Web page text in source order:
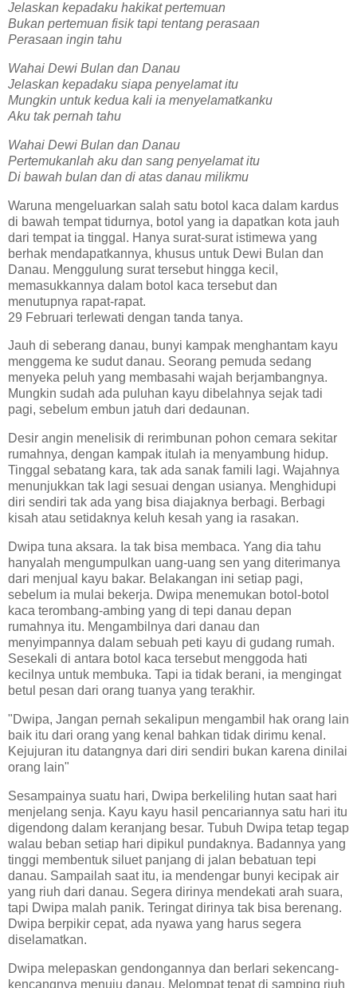
Jelaskan kepadaku hakikat pertemuan
Bukan pertemuan fisik tapi tentang perasaan
Perasaan ingin tahu
Wahai Dewi Bulan dan Danau
Jelaskan kepadaku siapa penyelamat itu
Mungkin untuk kedua kali ia menyelamatkanku
Aku tak pernah tahu
Wahai Dewi Bulan dan Danau
Pertemukanlah aku dan sang penyelamat itu
Di bawah bulan dan di atas danau milikmu
Waruna mengeluarkan salah satu botol kaca dalam kardus
di bawah tempat tidurnya, botol yang ia dapatkan kota jauh
dari tempat ia tinggal. Hanya surat-surat istimewa yang
berhak mendapatkannya, khusus untuk Dewi Bulan dan
Danau. Menggulung surat tersebut hingga kecil,
memasukkannya dalam botol kaca tersebut dan
menutupnya rapat-rapat.
29 Februari terlewati dengan tanda tanya.
Jauh di seberang danau, bunyi kampak menghantam kayu
menggema ke sudut danau. Seorang pemuda sedang
menyeka peluh yang membasahi wajah berjambangnya.
Mungkin sudah ada puluhan kayu dibelahnya sejak tadi
pagi, sebelum embun jatuh dari dedaunan.
Desir angin menelisik di rerimbunan pohon cemara sekitar
rumahnya, dengan kampak itulah ia menyambung hidup.
Tinggal sebatang kara, tak ada sanak famili lagi. Wajahnya
menunjukkan tak lagi sesuai dengan usianya. Menghidupi
diri sendiri tak ada yang bisa diajaknya berbagi. Berbagi
kisah atau setidaknya keluh kesah yang ia rasakan.
Dwipa tuna aksara. Ia tak bisa membaca. Yang dia tahu
hanyalah mengumpulkan uang-uang sen yang diterimanya
dari menjual kayu bakar. Belakangan ini setiap pagi,
sebelum ia mulai bekerja. Dwipa menemukan botol-botol
kaca terombang-ambing yang di tepi danau depan
rumahnya itu. Mengambilnya dari danau dan
menyimpannya dalam sebuah peti kayu di gudang rumah.
Sesekali di antara botol kaca tersebut menggoda hati
kecilnya untuk membuka. Tapi ia tidak berani, ia mengingat
betul pesan dari orang tuanya yang terakhir.
"Dwipa, Jangan pernah sekalipun mengambil hak orang lain
baik itu dari orang yang kenal bahkan tidak dirimu kenal.
Kejujuran itu datangnya dari diri sendiri bukan karena dinilai
orang lain"
Sesampainya suatu hari, Dwipa berkeliling hutan saat hari
menjelang senja. Kayu kayu hasil pencariannya satu hari itu
digendong dalam keranjang besar. Tubuh Dwipa tetap tegap
walau beban setiap hari dipikul pundaknya. Badannya yang
tinggi membentuk siluet panjang di jalan bebatuan tepi
danau. Sampailah saat itu, ia mendengar bunyi kecipak air
yang riuh dari danau. Segera dirinya mendekati arah suara,
tapi Dwipa malah panik. Teringat dirinya tak bisa berenang.
Dwipa berpikir cepat, ada nyawa yang harus segera
diselamatkan.
Dwipa melepaskan gendongannya dan berlari sekencang-
kencangnya menuju danau. Melompat tepat di samping riuh